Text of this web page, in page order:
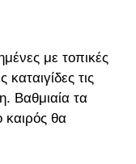
με τοπικές
τις
Βαθμιαία τα
καιρός θα